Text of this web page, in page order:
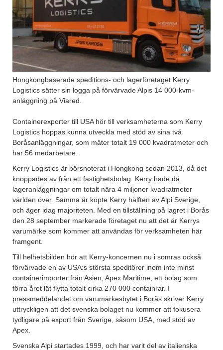
Hongkongbaserade speditions- och lagerföretaget Kerry
Logistics sätter sin logga på förvärvade Alpis 14 000-kvm-
anläggning på Viared.
Containerexporter till USA hör till verksamheterna som Kerry
Logistics hoppas kunna utveckla med stöd av sina två
Boråsanläggningar, som mäter totalt 19 000 kvadratmeter och
har 56 medarbetare.
Kerry Logistics är börsnoterat i Hongkong sedan 2013, då det
knoppades av från ett fastighetsbolag. Kerry hade då
lageranläggningar om totalt nära 4 miljoner kvadratmeter
världen över. Samma år köpte Kerry hälften av Alpi Sverige,
och äger idag majoriteten. Med en tillställning på lagret i Borås
den 28 september markerade företaget nu att det är Kerrys
varumärke som kommer att användas för verksamheten här
framgent.
Till helhetsbilden hör att Kerry-koncernen nu i somras också
förvärvade en av USA:s största speditörer inom inte minst
containerimporter från Asien, Apex Maritime, ett bolag som
förra året lät flytta totalt cirka 270 000 containrar. I
pressmeddelandet om varumärkesbytet i Borås skriver Kerry
uttryckligen att det svenska bolaget nu kommer att fokusera
tydligare på export från Sverige, såsom USA, med stöd av
Apex.
Svenska Alpi startades 1999, och har varit del av italienska